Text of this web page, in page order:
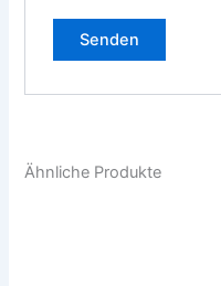
Ähnliche Produkte